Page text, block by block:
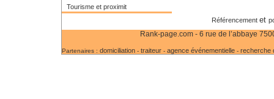
Tourisme et proximit
Référencement et
Rank-page.com - 6 rue de l’abbaye
Partenaires : domiciliation - traiteur - agence événementielle - recherche